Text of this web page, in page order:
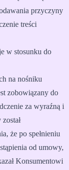
przyczyny
treści
w stosunku do
na nośniku
zobowiązany do
za wyraźną i
że po spełnieniu
od umowy,
Konsumentowi